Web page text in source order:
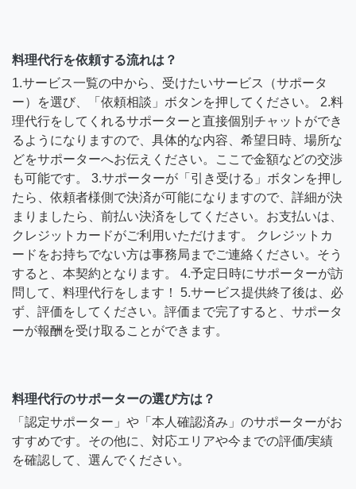
料理代行を依頼する流れは？
1.サービス一覧の中から、受けたいサービス（サポータ
ー）を選び、「依頼相談」ボタンを押してください。 2.料
理代行をしてくれるサポーターと直接個別チャットができ
るようになりますので、具体的な内容、希望日時、場所な
どをサポーターへお伝えください。ここで金額などの交渉
も可能です。 3.サポーターが「引き受ける」ボタンを押し
たら、依頼者様側で決済が可能になりますので、詳細が決
まりましたら、前払い決済をしてください。お支払いは、
クレジットカードがご利用いただけます。 クレジットカ
ードをお持ちでない方は事務局までご連絡ください。そう
すると、本契約となります。 4.予定日時にサポーターが訪
問して、料理代行をします！ 5.サービス提供終了後は、必
ず、評価をしてください。評価まで完了すると、サポータ
ーが報酬を受け取ることができます。
料理代行のサポーターの選び方は？
「認定サポーター」や「本人確認済み」のサポーターがお
すすめです。その他に、対応エリアや今までの評価/実績
を確認して、選んでください。